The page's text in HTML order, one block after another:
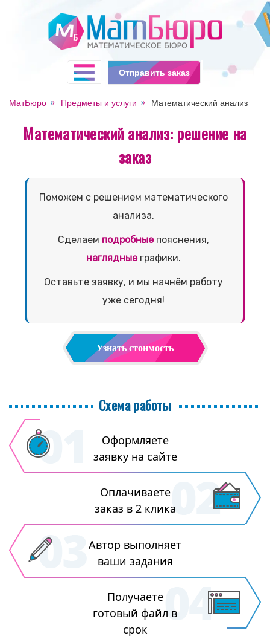
МатБюро Предметы и услуги Математический анализ
Математический анализ: решение на
заказ
Поможем с решением математического
анализа.
Сделаем подробныепояснения,
наглядныеграфики.
Оставьте заявку, и мы начнём работу
уже сегодня!
Узнать стоимость
Схема работы
Оформляете
заявку на сайте
Оплачиваете
заказ в 2 клика
Автор выполняет
ваши задания
Получаете
готовый файл в
срок
Отправить заказ